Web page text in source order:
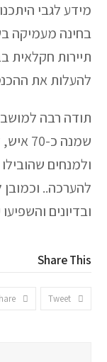
מידע לגבי
בחינה מעמיקה
תיירות חקלאית
להעלות את
תודה רבה
שמנה
ולמנחים
להערכה..
ובדיונים
Share This
Tweet